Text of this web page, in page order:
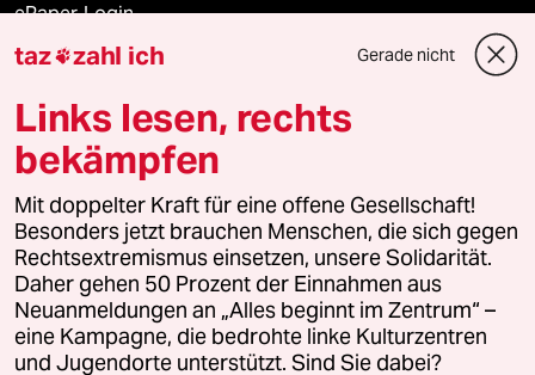
ePaper Login
Downloads für Abonnierende
© 2026 taz Verlags und Vertriebs GmbH
Alle Rechte vorbehalten. Bei rechtlichen Fragen oder für Genehmigungen
wenden Sie sich bitte an
lizenzen@taz.de
Feedback Redaktionsstatut Kommune-Richtlinien
Leitlinie Informant Datenschutz Impressum AGB
taz zahl ich Gerade nicht
Links lesen, rechts
bekämpfen
Mit doppelter Kraft für eine offene Gesellschaft!
Besonders jetzt brauchen Menschen, die sich gegen
Rechtsextremismus einsetzen, unsere Solidarität.
Daher gehen 50 Prozent der Einnahmen aus
Neuanmeldungen an „Alles beginnt im Zentrum“ –
eine Kampagne, die bedrohte linke Kulturzentren
und Jugendorte unterstützt. Sind Sie dabei?